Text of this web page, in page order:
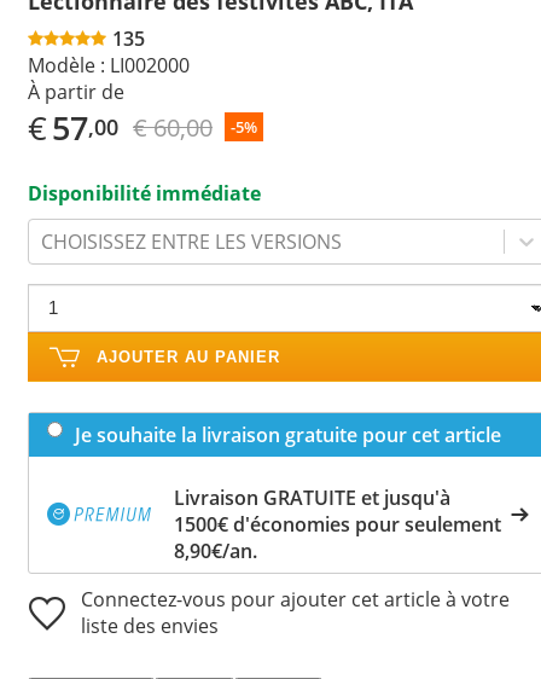
135
Modèle : LI002000
À partir de
€57,00 € 60,00 -5%
Disponibilité immédiate
CHOISISSEZ ENTRE LES VERSIONS
AJOUTER AU PANIER
Je souhaite la livraison gratuite pour cet article
Livraison GRATUITE et jusqu'à
1500€ d'économies pour seulement
8,90€/an.
Connectez-vous pour ajouter cet article à votre
liste des envies